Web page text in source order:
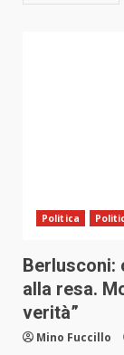
Politica
Berlusconi:
alla resa.
verità”
Mino Fuccillo